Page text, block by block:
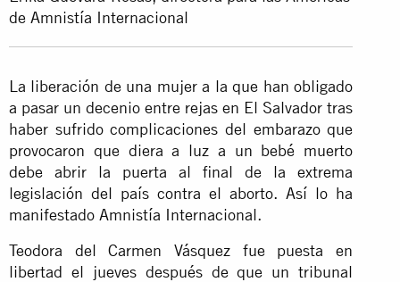
de Amnistía Internacional
La liberación de una mujer a la que han obligado
a pasar un decenio entre rejas en El Salvador tras
haber sufrido complicaciones del embarazo que
provocaron que diera a luz a un bebé muerto
debe abrir la puerta al final de la extrema
legislación del país contra el aborto. Así lo ha
manifestado Amnistía Internacional.
Teodora del Carmen Vásquez fue puesta en
libertad el jueves después de que un tribunal